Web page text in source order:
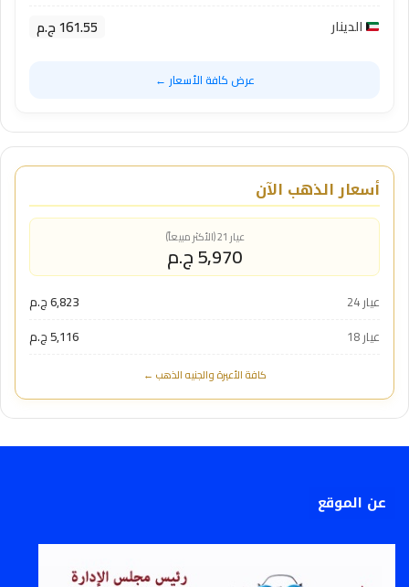
الدينار 161.55 ج.م
عرض كافة الأسعار ←
أسعار الذهب الآن
عيار 21 (الأكثر مبيعاً)
5,970 ج.م
عيار 24
6,823 ج.م
عيار 18
5,116 ج.م
كافة الأعيرة والجنيه الذهب ←
عن الموقع